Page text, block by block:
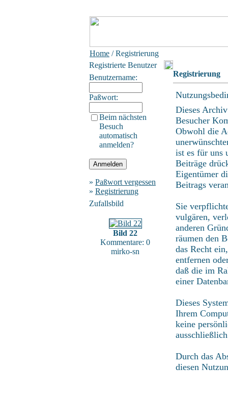
Home / Registrierung
Registrierte Benutzer
Benutzername:
Paßwort:
Beim nächsten
Besuch
automatisch
anmelden?
» Paßwort vergessen
» Registrierung
Zufallsbild
Bild 22
Kommentare: 0
mirko-sn
Registrierung
Dieses
Besucher
Obwohl die
ist es für uns
Beiträge
Eigentümer
Beitrags
Sie
vulgären,
anderen
räumen den
das Recht
entfernen
daß die im
einer
Dieses
Ihrem
keine
Durch das
diesen